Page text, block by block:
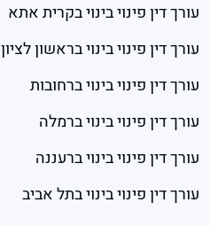
עורך דין פינוי בינוי בקרית אתא
עורך דין פינוי בינוי בראשון לציון
עורך דין פינוי בינוי ברחובות
עורך דין פינוי בינוי ברמלה
עורך דין פינוי בינוי ברעננה
עורך דין פינוי בינוי בתל אביב